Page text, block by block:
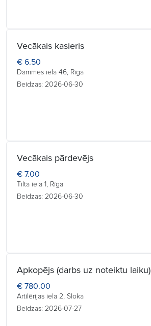
Vecākais kasieris
€ 6.50
Dammes iela 46, Rīga
Beidzas: 2026-06-30
Vecākais pārdevējs
€ 7.00
Tilta iela 1, Rīga
Beidzas: 2026-06-30
Apkopējs (darbs uz noteiktu laiku)
€ 780.00
Artilērijas iela 2, Sloka
Beidzas: 2026-07-27